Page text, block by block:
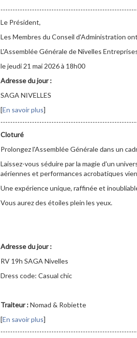
Le Président,
Les Membres du Conseil d'Administration
L'Assemblée Générale de Nivelles
le jeudi 21 mai 2026 à 18h00
Adresse du jour :
SAGA NIVELLES
[En savoir plus]
Cloturé
Prolongez l'Assemblée Générale dans un
Laissez-vous séduire par la magie d'un
aériennes et performances acrobatiques
Une expérience unique, raffinée et
Vous aurez des étoiles plein les yeux.
Adresse du jour :
RV 19h SAGA Nivelles
Dress code: Casual chic
Traiteur :Nomad & Robiette
[En savoir plus]